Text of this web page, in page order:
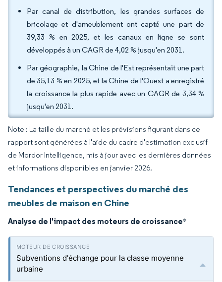
Par canal de distribution, les grandes surfaces de
bricolage et d'ameublement ont capté une part de
39,33 % en 2025, et les canaux en ligne se sont
développés à un CAGR de 4,02 % jusqu'en 2031.
Par géographie, la Chine de l'Est représentait une part
de 35,13 % en 2025, et la Chine de l'Ouest a enregistré
la croissance la plus rapide avec un CAGR de 3,34 %
jusqu'en 2031.
Note : La taille du marché et les prévisions figurant dans ce
rapport sont générées à l'aide du cadre d'estimation exclusif
de Mordor Intelligence, mis à jour avec les dernières données
et informations disponibles en janvier 2026.
Tendances et perspectives du marché des
meubles de maison en Chine
Analyse de l'impact des moteurs de croissance*
Subventions d'échange pour la classe moyenne
urbaine